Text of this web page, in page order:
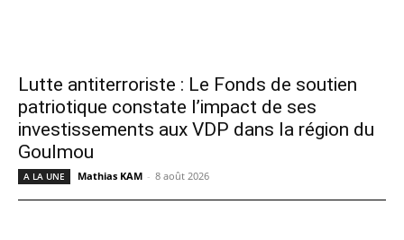
Lutte antiterroriste : Le Fonds de soutien
patriotique constate l’impact de ses
investissements aux VDP dans la région du
Goulmou
A LA UNE Mathias KAM - 8 août 2026